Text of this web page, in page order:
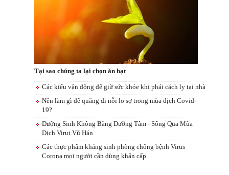
Tại sao chúng ta lại chọn ăn hạt
Các kiểu vận động để giữ sức khỏe khi phải cách ly tại nhà
Nên làm gì để quẳng đi nỗi lo sợ trong mùa dịch Covid-
19?
Dưỡng Sinh Không Bằng Dưỡng Tâm - Sống Qua Mùa
Dịch Virut Vũ Hán
Các thực phẩm kháng sinh phòng chống bệnh Virus
Corona mọi người cần dùng khẩn cấp